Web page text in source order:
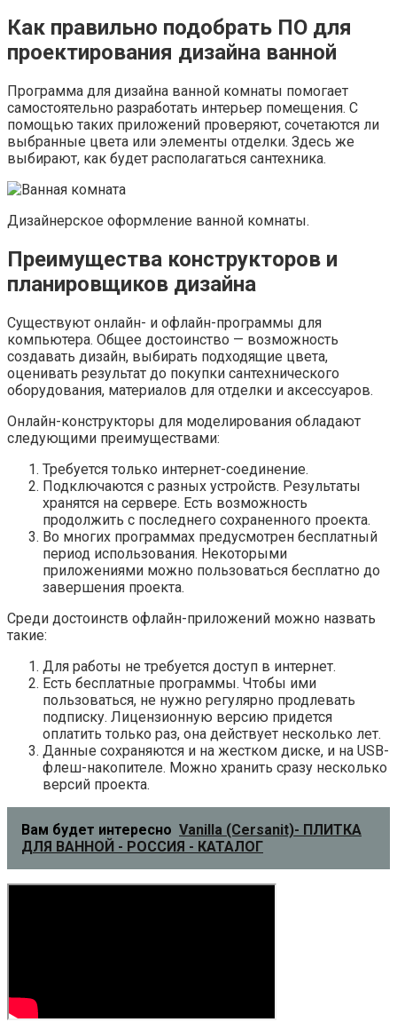
Как правильно подобрать ПО для
проектирования дизайна ванной
Программа для дизайна ванной комнаты помогает
самостоятельно разработать интерьер помещения. С
помощью таких приложений проверяют, сочетаются ли
выбранные цвета или элементы отделки. Здесь же
выбирают, как будет располагаться сантехника.
Дизайнерское оформление ванной комнаты.
Преимущества конструкторов и
планировщиков дизайна
Существуют онлайн- и офлайн-программы для
компьютера. Общее достоинство — возможность
создавать дизайн, выбирать подходящие цвета,
оценивать результат до покупки сантехнического
оборудования, материалов для отделки и аксессуаров.
Онлайн-конструкторы для моделирования обладают
следующими преимуществами:
Требуется только интернет-соединение.
Подключаются с разных устройств. Результаты
хранятся на сервере. Есть возможность
продолжить с последнего сохраненного проекта.
Во многих программах предусмотрен бесплатный
период использования. Некоторыми
приложениями можно пользоваться бесплатно до
завершения проекта.
Среди достоинств офлайн-приложений можно назвать
такие:
Для работы не требуется доступ в интернет.
Есть бесплатные программы. Чтобы ими
пользоваться, не нужно регулярно продлевать
подписку. Лицензионную версию придется
оплатить только раз, она действует несколько лет.
Данные сохраняются и на жестком диске, и на USB-
флеш-накопителе. Можно хранить сразу несколько
версий проекта.
Вам будет интересно Vanilla (Cersanit)- ПЛИТКА
ДЛЯ ВАННОЙ - РОССИЯ - КАТАЛОГ